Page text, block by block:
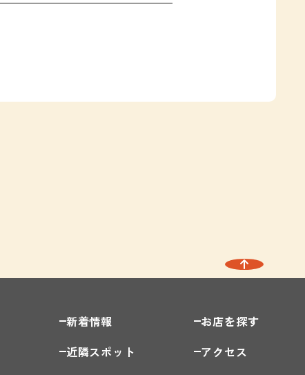
新着情報
お店を探す
近隣スポット アクセス